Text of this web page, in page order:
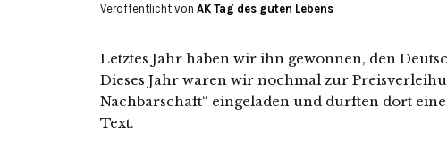
Veröffentlicht von AK Tag des guten Lebens
Letztes Jahr haben wir ihn gewonnen, den
Dieses Jahr waren wir nochmal zur
Nachbarschaft“ eingeladen und durften dort
Text.